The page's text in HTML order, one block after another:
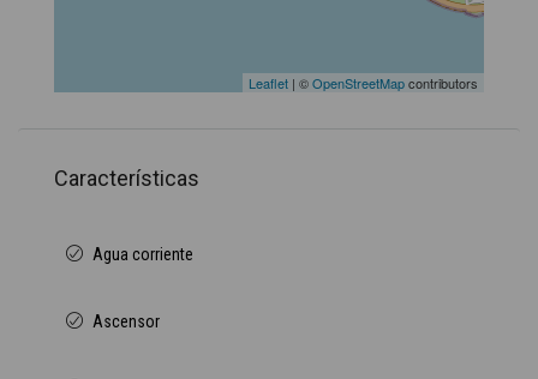
Leaflet | ©OpenStreetMapcontributors
Características
Agua corriente
Ascensor